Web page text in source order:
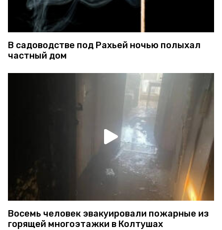
В садоводстве под Рахьей ночью полыхал
частный дом
Восемь человек эвакуировали пожарные из
горящей многоэтажки в Колтушах